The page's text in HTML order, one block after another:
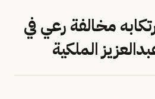
مخالفة رعي في
الملكية